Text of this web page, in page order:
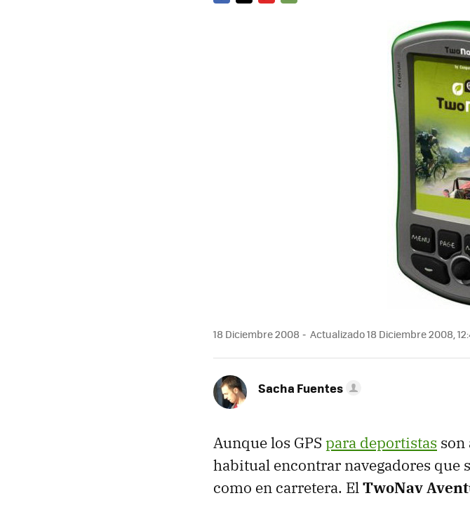
18 Diciembre 2008 Actualizado 18 Diciembre 2008,
Sacha Fuentes
Aunque los GPS para deportistas son
habitual encontrar navegadores que
como en carretera. ElTwoNav